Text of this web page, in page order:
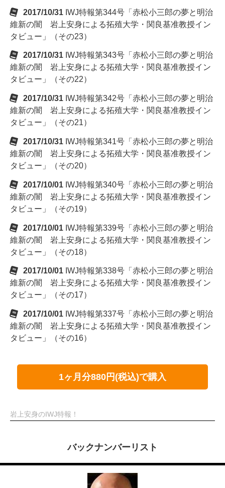
2017/10/31 IWJ特報第344号「赤松小三郎の夢と明治
維新の闇 岩上安身による拓殖大学・関良基准教授イン
タビュー」（その23）
2017/10/31 IWJ特報第343号「赤松小三郎の夢と明治
維新の闇 岩上安身による拓殖大学・関良基准教授イン
タビュー」（その22）
2017/10/31 IWJ特報第342号「赤松小三郎の夢と明治
維新の闇 岩上安身による拓殖大学・関良基准教授イン
タビュー」（その21）
2017/10/31 IWJ特報第341号「赤松小三郎の夢と明治
維新の闇 岩上安身による拓殖大学・関良基准教授イン
タビュー」（その20）
2017/10/01 IWJ特報第340号「赤松小三郎の夢と明治
維新の闇 岩上安身による拓殖大学・関良基准教授イン
タビュー」（その19）
2017/10/01 IWJ特報第339号「赤松小三郎の夢と明治
維新の闇 岩上安身による拓殖大学・関良基准教授イン
タビュー」（その18）
2017/10/01 IWJ特報第338号「赤松小三郎の夢と明治
維新の闇 岩上安身による拓殖大学・関良基准教授イン
タビュー」（その17）
2017/10/01 IWJ特報第337号「赤松小三郎の夢と明治
維新の闇 岩上安身による拓殖大学・関良基准教授イン
タビュー」（その16）
1ヶ月分880円(税込)で購入
岩上安身のIWJ特報！
バックナンバーリスト